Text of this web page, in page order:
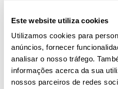
Este website utiliza cookies
Utilizamos cookies para
anúncios, fornecer
analisar o nosso tráfego.
informações acerca da sua
nossos parceiros de redes
O padel e o pickleball
são um estilo de vida. Na
estes esportes a todos os
oferecendo produtos
que combinam inovação,